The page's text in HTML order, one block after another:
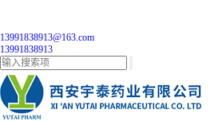
13991838913@163.com
13991838913